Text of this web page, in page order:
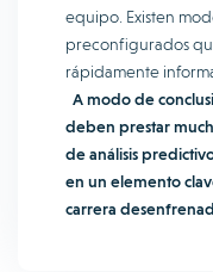
equipo. Existen
preconfigurados
rápidamente
A modo de
deben prestar
de análisis
en un elemento
carrera